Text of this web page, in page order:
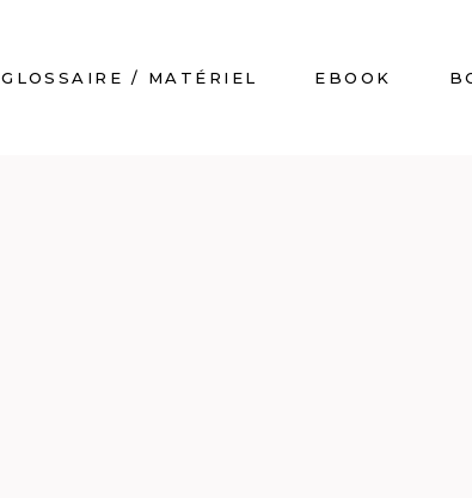
GLOSSAIRE / MATÉRIEL EBOOK